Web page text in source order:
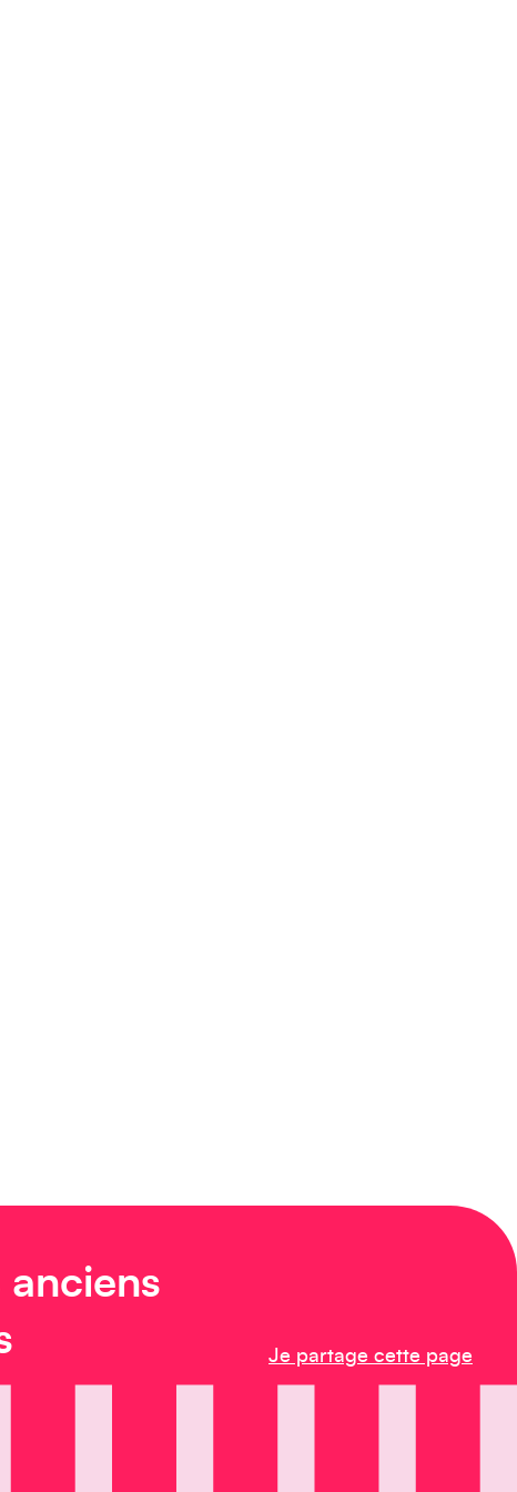
anciens
Je partage cette page